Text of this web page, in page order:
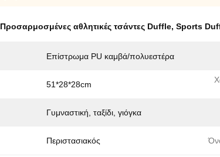
Προσαρμοσμένες αθλητικές τσάντες Duffle, Sports
Επίστρωμα PU καμβά/πολυεστέρα
51*28*28cm
Γυμναστική, ταξίδι, γιόγκα
Περιστασιακός